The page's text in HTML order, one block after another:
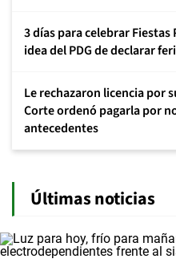
3 días para celebrar
idea del PDG de declarar
Le rechazaron licencia por
Corte ordenó pagarla por
antecedentes
Últimas noticias